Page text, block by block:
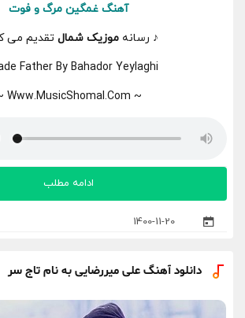
آهنگ غمگین مرگ و فوت
♪ رسانهموزیک شمال تقدیم می
Father By Bahador Yeylaghi
~ Www.MusicShomal.Com ~
1400-11-20
ادامه مطلب
دانلود آهنگ علی میررضایی به نام تاج سر